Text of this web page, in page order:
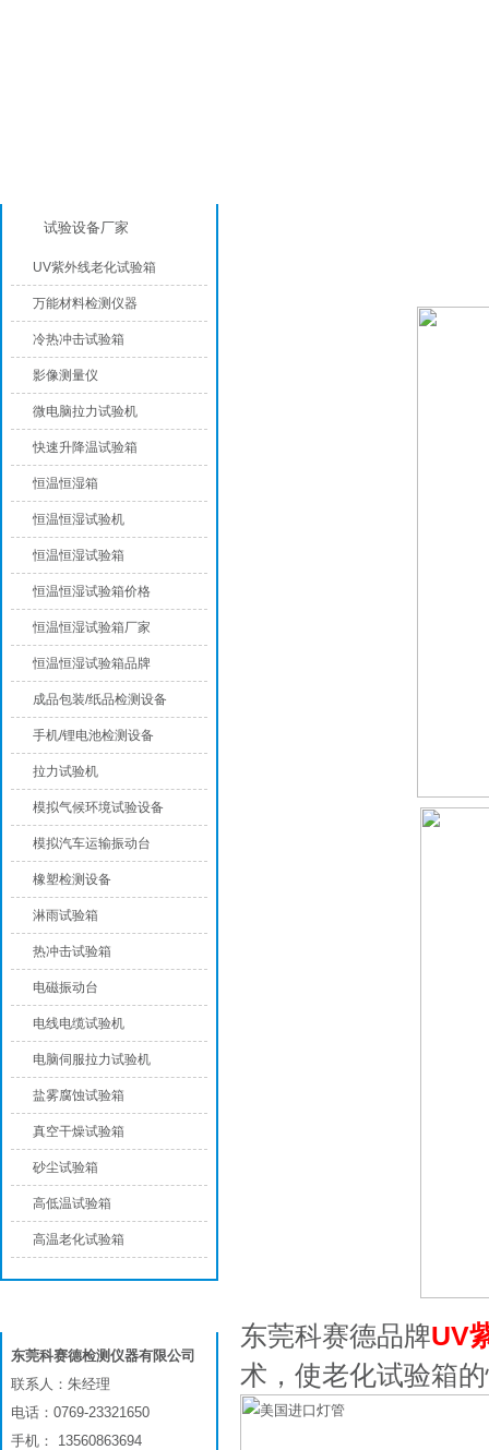
东莞科赛德品牌UV
术，使老化试验箱
试验设备厂家
UV紫外线老化试验箱
万能材料检测仪器
冷热冲击试验箱
影像测量仪
微电脑拉力试验机
快速升降温试验箱
恒温恒湿箱
恒温恒湿试验机
恒温恒湿试验箱
恒温恒湿试验箱价格
恒温恒湿试验箱厂家
恒温恒湿试验箱品牌
成品包装/纸品检测设备
手机/锂电池检测设备
拉力试验机
模拟气候环境试验设备
模拟汽车运输振动台
橡塑检测设备
淋雨试验箱
热冲击试验箱
电磁振动台
电线电缆试验机
电脑伺服拉力试验机
盐雾腐蚀试验箱
真空干燥试验箱
砂尘试验箱
高低温试验箱
高温老化试验箱
东莞科赛德检测仪器有限公司
联系人：朱经理
电话：0769-23321650
手机： 13560863694